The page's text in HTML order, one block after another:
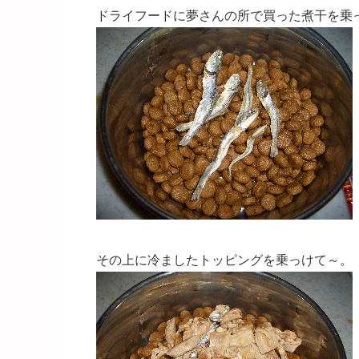
ドライフードに夢さんの所で買った煮干を乗
その上に冷ましたトッピングを乗っけて～。